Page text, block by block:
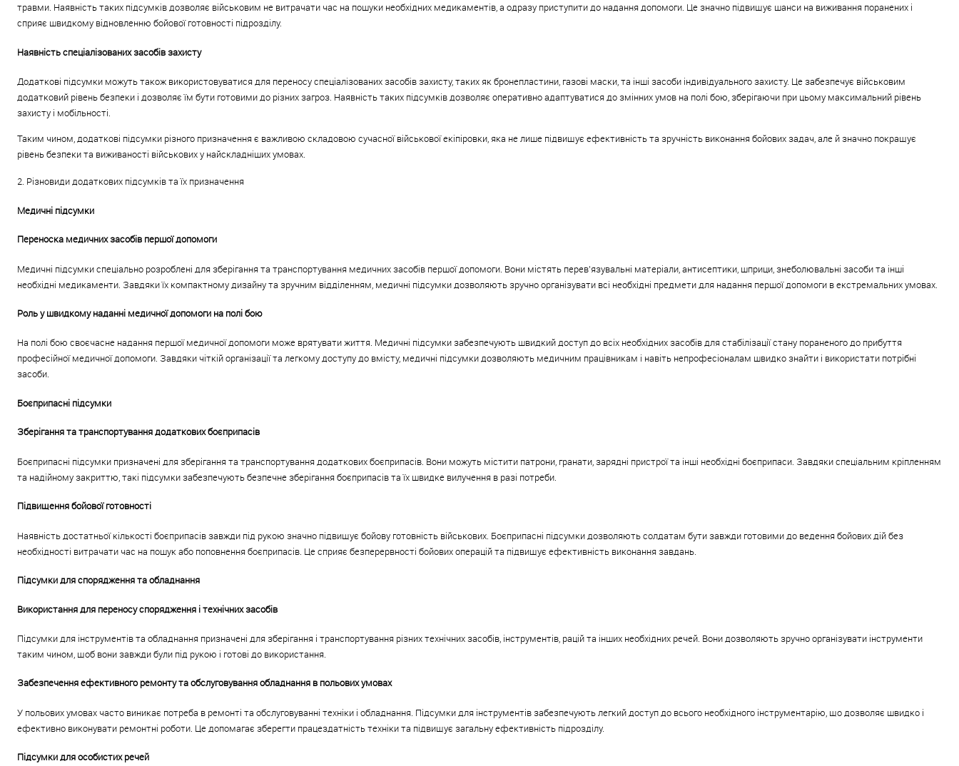
травми. Наявність таких підсумків дозволяє військовим не витрачати час на пошуки необхідних медикаментів, а одразу приступити до надання допомоги. Це значно підвищує шанси на виживання поранених і
сприяє швидкому відновленню бойової готовності підрозділу.
Наявність спеціалізованих засобів захисту
Додаткові підсумки можуть також використовуватися для переносу спеціалізованих засобів захисту, таких як бронепластини, газові маски, та інші засоби індивідуального захисту. Це забезпечує військовим
додатковий рівень безпеки і дозволяє їм бути готовими до різних загроз. Наявність таких підсумків дозволяє оперативно адаптуватися до змінних умов на полі бою, зберігаючи при цьому максимальний рівень
захисту і мобільності.
Таким чином, додаткові підсумки різного призначення є важливою складовою сучасної військової екіпіровки, яка не лише підвищує ефективність та зручність виконання бойових задач, але й значно покращує
рівень безпеки та виживаності військових у найскладніших умовах.
2. Різновиди додаткових підсумків та їх призначення
Медичні підсумки
Переноска медичних засобів першої допомоги
Медичні підсумки спеціально розроблені для зберігання та транспортування медичних засобів першої допомоги. Вони містять перев'язувальні матеріали, антисептики, шприци, знеболювальні засоби та інші
необхідні медикаменти. Завдяки їх компактному дизайну та зручним відділенням, медичні підсумки дозволяють зручно організувати всі необхідні предмети для надання першої допомоги в екстремальних умовах.
Роль у швидкому наданні медичної допомоги на полі бою
На полі бою своєчасне надання першої медичної допомоги може врятувати життя. Медичні підсумки забезпечують швидкий доступ до всіх необхідних засобів для стабілізації стану пораненого до прибуття
професійної медичної допомоги. Завдяки чіткій організації та легкому доступу до вмісту, медичні підсумки дозволяють медичним працівникам і навіть непрофесіоналам швидко знайти і використати потрібні
засоби.
Боєприпасні підсумки
Зберігання та транспортування додаткових боєприпасів
Боєприпасні підсумки призначені для зберігання та транспортування додаткових боєприпасів. Вони можуть містити патрони, гранати, зарядні пристрої та інші необхідні боєприпаси. Завдяки спеціальним кріпленням
та надійному закриттю, такі підсумки забезпечують безпечне зберігання боєприпасів та їх швидке вилучення в разі потреби.
Підвищення бойової готовності
Наявність достатньої кількості боєприпасів завжди під рукою значно підвищує бойову готовність військових. Боєприпасні підсумки дозволяють солдатам бути завжди готовими до ведення бойових дій без
необхідності витрачати час на пошук або поповнення боєприпасів. Це сприяє безперервності бойових операцій та підвищує ефективність виконання завдань.
Підсумки для спорядження та обладнання
Використання для переносу спорядження і технічних засобів
Підсумки для інструментів та обладнання призначені для зберігання і транспортування різних технічних засобів, інструментів, рацій та інших необхідних речей. Вони дозволяють зручно організувати інструменти
таким чином, щоб вони завжди були під рукою і готові до використання.
Забезпечення ефективного ремонту та обслуговування обладнання в польових умовах
У польових умовах часто виникає потреба в ремонті та обслуговуванні техніки і обладнання. Підсумки для інструментів забезпечують легкий доступ до всього необхідного інструментарію, що дозволяє швидко і
ефективно виконувати ремонтні роботи. Це допомагає зберегти працездатність техніки та підвищує загальну ефективність підрозділу.
Підсумки для особистих речей